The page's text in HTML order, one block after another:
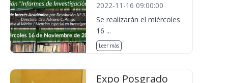
2022-11-16 09:00:00
Se realizarán el miércoles
16 ...
Leer más
Expo Posgrado